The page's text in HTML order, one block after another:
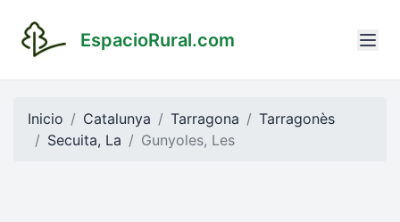
EspacioRural.com
Inicio Catalunya Tarragona
Tarragonès
Secuita, La
Gunyoles, Les